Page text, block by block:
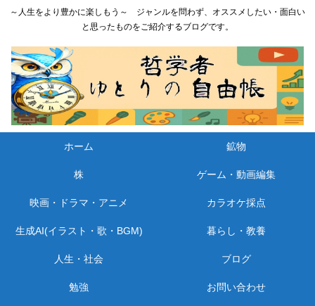
～人生をより豊かに楽しもう～ ジャンルを問わず、オススメしたい・面白い
と思ったものをご紹介するブログです。
ホーム 鉱物
株 ゲーム・動画編集
映画・ドラマ・アニメ カラオケ採点
生成AI(イラスト・歌・BGM) 暮らし・教養
人生・社会 ブログ
勉強 お問い合わせ